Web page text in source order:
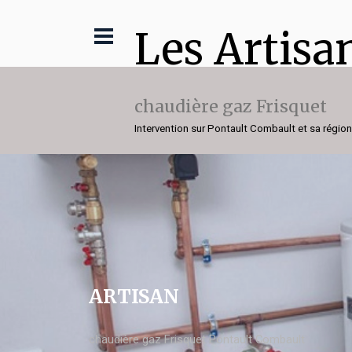
Les
chaudière gaz Frisquet
Intervention sur Pontault Combault et sa région
ARTISAN
chaudière gaz Frisquet Pontault Combault